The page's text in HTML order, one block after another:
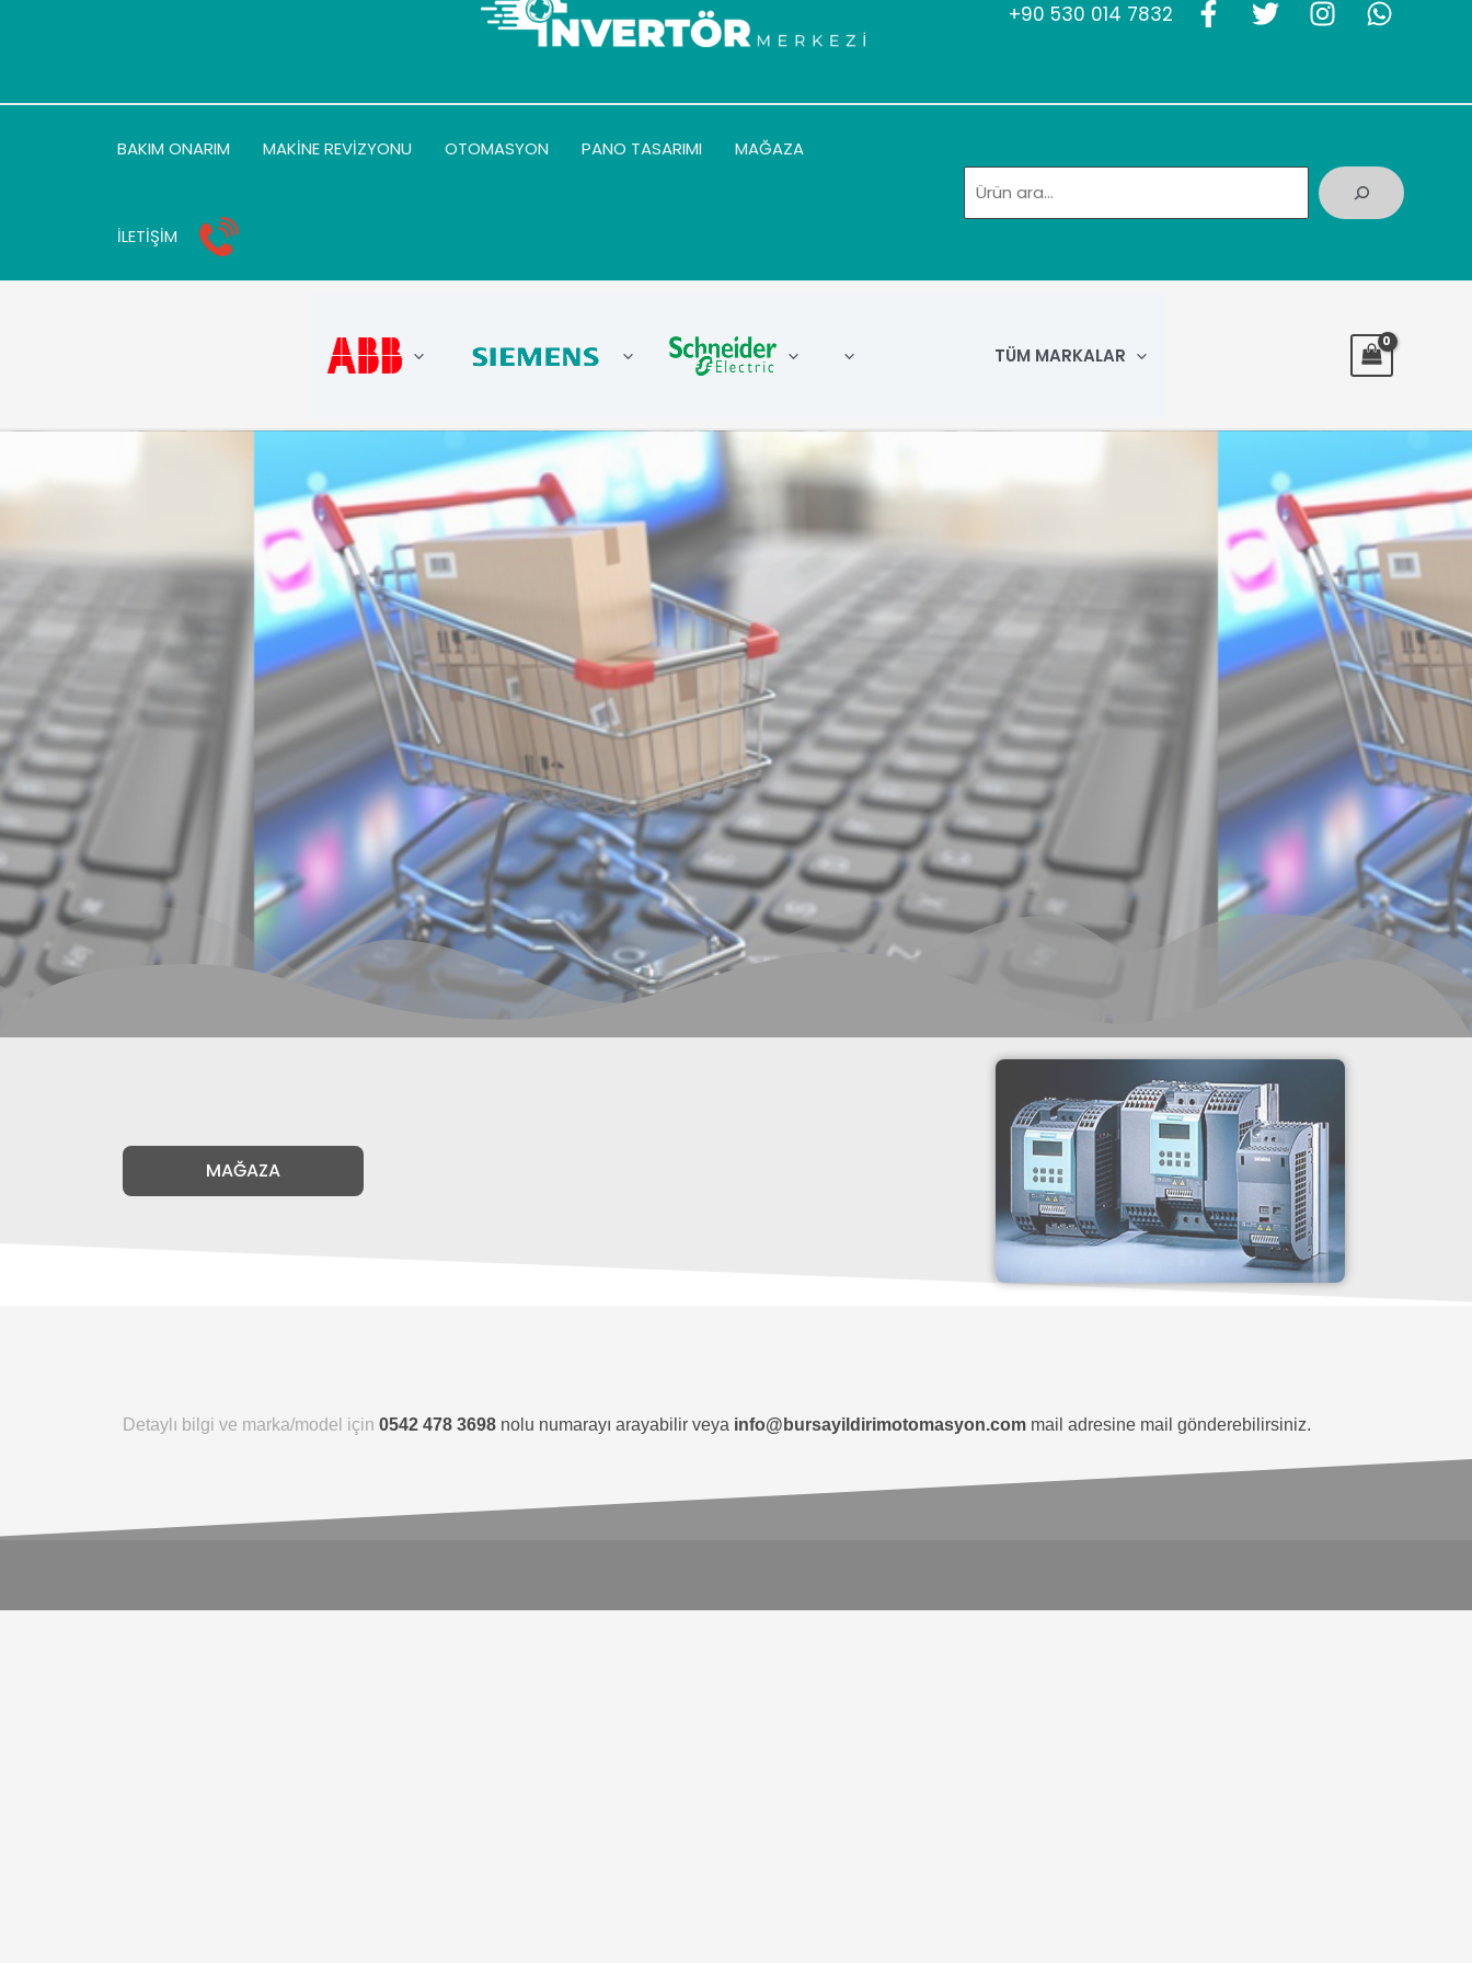
+90 530 014 7832
BAKIM ONARIM MAKİNE REVİZYONU OTOMASYON PANO TASARIMI MAĞAZA
İLETİŞİM
TÜM MARKALAR
MAĞAZA
Detaylı bilgi ve marka/model için 0542 478 3698 nolu numarayı arayabilir veya info@bursayildirimotomasyon.com mail adresine mail gönderebilirsiniz.